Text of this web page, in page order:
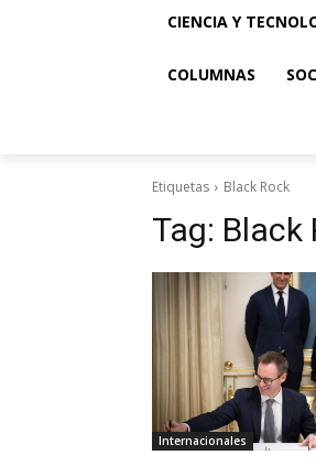
CIENCIA Y
COLUMNAS
Etiquetas Black Rock
Tag: Black
Internacionales